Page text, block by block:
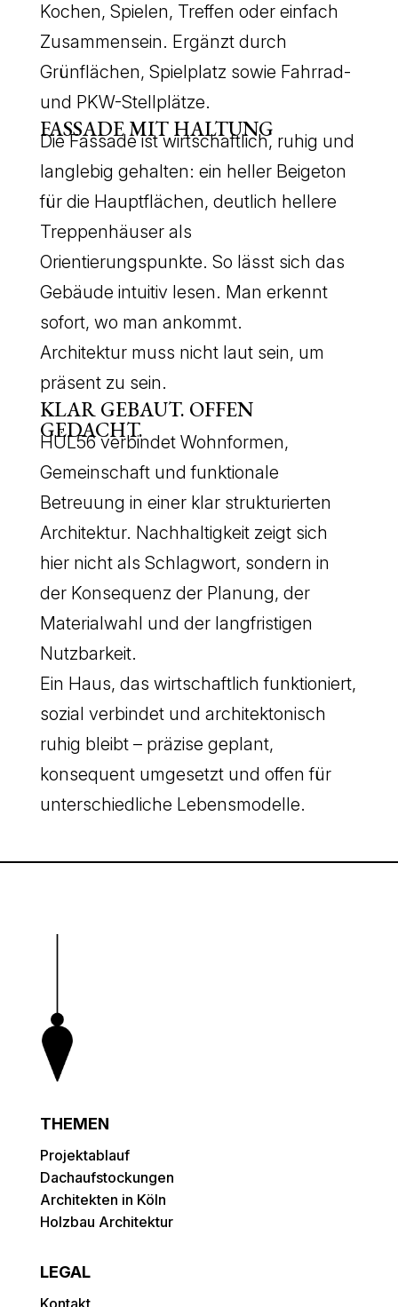
Kochen, Spielen, Treffen oder einfach
Zusammensein. Ergänzt durch
Grünflächen, Spielplatz sowie Fahrrad-
und PKW-Stellplätze.
FASSADE MIT HALTUNG
Die Fassade ist wirtschaftlich, ruhig und
langlebig gehalten: ein heller Beigeton
für die Hauptflächen, deutlich hellere
Treppenhäuser als
Orientierungspunkte. So lässt sich das
Gebäude intuitiv lesen. Man erkennt
sofort, wo man ankommt.
Architektur muss nicht laut sein, um
präsent zu sein.
KLAR GEBAUT. OFFEN
GEDACHT.
HÜL56 verbindet Wohnformen,
Gemeinschaft und funktionale
Betreuung in einer klar strukturierten
Architektur. Nachhaltigkeit zeigt sich
hier nicht als Schlagwort, sondern in
der Konsequenz der Planung, der
Materialwahl und der langfristigen
Nutzbarkeit.
Ein Haus, das wirtschaftlich funktioniert,
sozial verbindet und architektonisch
ruhig bleibt – präzise geplant,
konsequent umgesetzt und offen für
unterschiedliche Lebensmodelle.
THEMEN
Projektablauf
Dachaufstockungen
Architekten in Köln
Holzbau Architektur
LEGAL